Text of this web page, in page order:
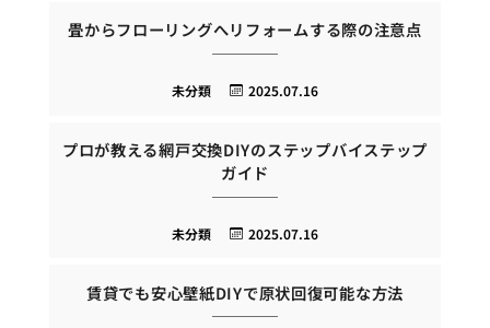
畳からフローリングへリフォームする際の注意点
2025.07.16
未分類
プロが教える網戸交換DIYのステップバイステップ
ガイド
2025.07.16
未分類
賃貸でも安心壁紙DIYで原状回復可能な方法